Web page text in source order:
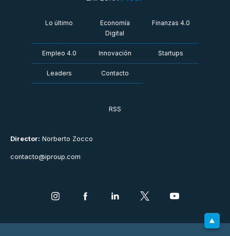
Director: Norberto Zocco
contacto@iproup.com
Lo último
Economía
Digital
Finanzas 4.0
Empleo 4.0 Innovación Startups
Leaders Contacto
RSS